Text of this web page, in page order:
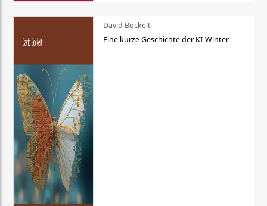
David Bockelt
Eine kurze Geschichte der KI-Winter